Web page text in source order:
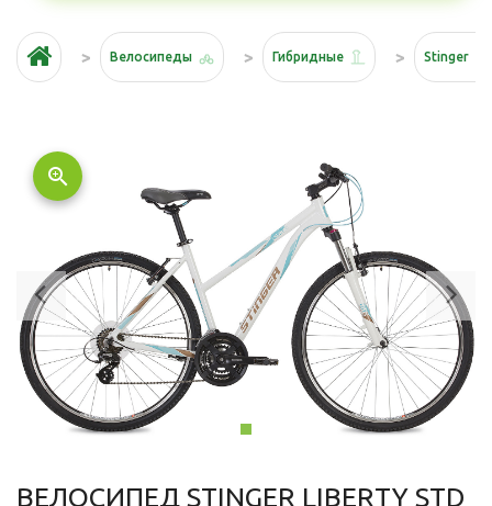
Велосипеды Гибридные Stinger
Previous
zoom_in
ВЕЛОСИПЕД STINGER LIBERTY STD